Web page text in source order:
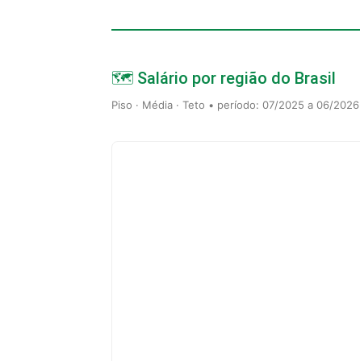
🗺️ Salário por região do Brasil
Piso · Média · Teto • período: 07/2025 a 06/2026